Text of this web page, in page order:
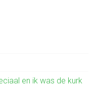
en ik was de kurk